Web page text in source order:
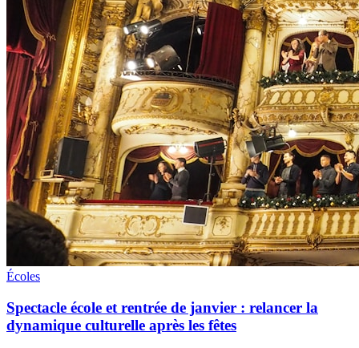
Écoles
Spectacle école et rentrée de janvier : relancer la
dynamique culturelle après les fêtes